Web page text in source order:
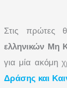
Στις πρώτες
ελληνικών Μη
για μία ακόμη
Δράσης και